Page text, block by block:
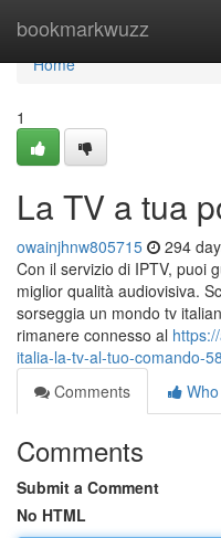
bookmarkwuzz
Home
Home
1
La TV a tua
owainjhnw805715 294
Con il servizio di IPTV, puoi
miglior qualità audiovisiva.
sorseggia un mondo tv
rimanere connesso al
italia-la-tv-al-tuo-comando-
Comments
Comments
Submit a Comment
No HTML